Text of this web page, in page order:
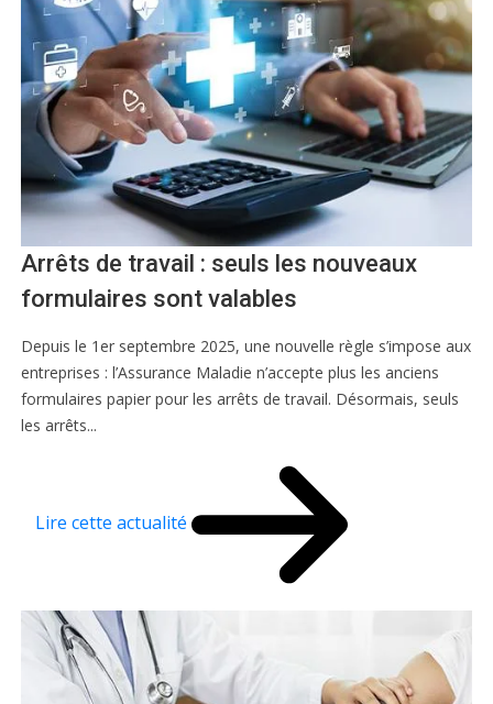
Arrêts de travail : seuls les nouveaux
formulaires sont valables
Depuis le 1er septembre 2025, une nouvelle règle s’impose aux
entreprises : l’Assurance Maladie n’accepte plus les anciens
formulaires papier pour les arrêts de travail. Désormais, seuls
les arrêts...
Lire cette actualité